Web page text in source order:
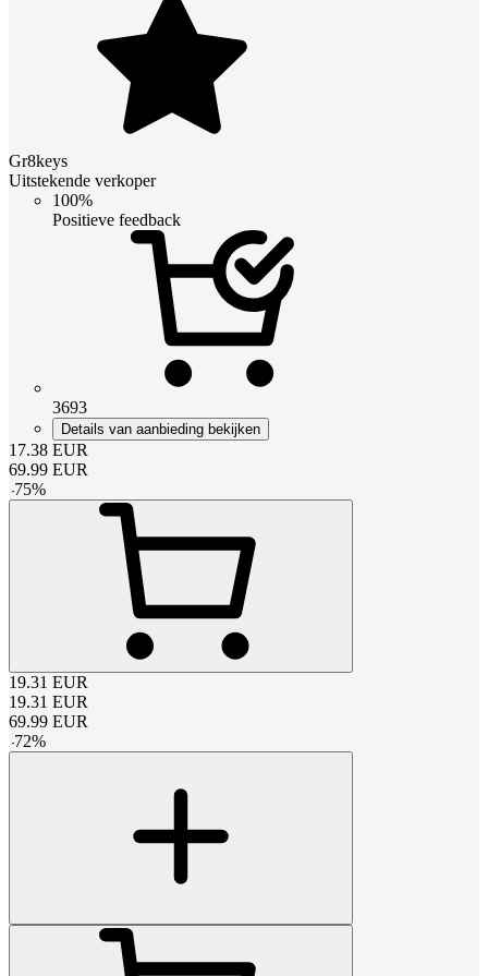
Gr8keys
Uitstekende verkoper
100%
Positieve feedback
3693
Details van aanbieding bekijken
17.38 EUR
69.99 EUR
-75%
19.31 EUR
19.31 EUR
69.99 EUR
-72%